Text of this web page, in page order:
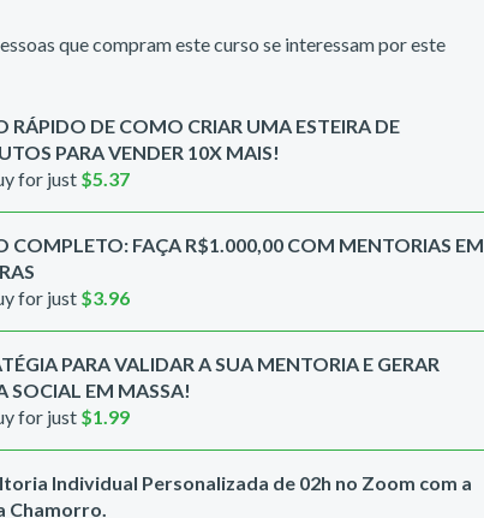
que compram este curso se interessam por este
RÁPIDO DE COMO CRIAR UMA ESTEIRA DE
PARA VENDER 10X MAIS!
for just $5.37
COMPLETO: FAÇA R$1.000,00 COM MENTORIAS EM
for just $3.96
PARA VALIDAR A SUA MENTORIA E GERAR
SOCIAL EM MASSA!
for just $1.99
Individual Personalizada de 02h no Zoom com a
Chamorro.